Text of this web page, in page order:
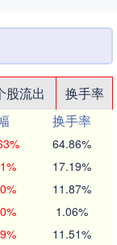
股流出
换手率
换手率
64.86%
17.19%
11.87%
1.06%
11.51%